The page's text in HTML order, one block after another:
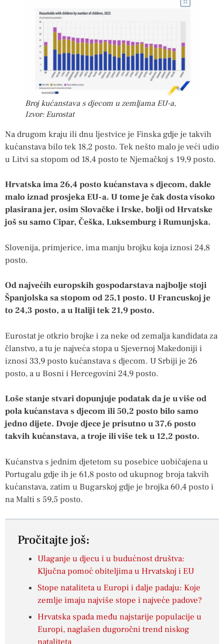
Broj kućanstava s djecom u zemljama EU-a,
Izvor: Eurostat
Na drugom kraju ili dnu ljestvice je Finska gdje je takvih
kućanstava bilo tek 18,2 posto. Tek nešto malo je veći udio
u Litvi sa stopom od 18,4 posto te Njemačkoj s 19,9 posto.
Hrvatska ima 26,4 posto kućanstava s djecom, dakle
malo iznad prosjeka EU-a. U tome je čak dosta visoko
plasirana jer, osim Slovačke i Irske, bolji od Hrvatske
još su samo Cipar, Češka, Luksemburg i Rumunjska.
Slovenija, primjerice, ima manju brojku koja iznosi 24,8
posto.
Od najvećih europskih gospodarstava najbolje stoji
Španjolska sa stopom od 25,1 posto. U Francuskoj je
to 24,3 posto, a u Italiji tek 21,9 posto.
Eurostat je otkrio brojke i za neke od zemalja kandidata za
članstvo, a tu je najveća stopa u Sjevernoj Makedoniji i
iznosi 33,9 posto kućanstava s djecom. U Srbiji je 26
posto, a u Bosni i Hercegovini 24,9 posto.
Loše stanje stvari dopunjuje podatak da je u više od
pola kućanstava s djecom ili 50,2 posto bilo samo
jedno dijete. Dvoje djece je prisutno u 37,6 posto
takvih kućanstava, a troje ili više tek u 12,2 posto.
Kućanstva s jednim djetetom su posebice uobičajena u
Portugalu gdje ih je 61,8 posto od ukupnog broja takvih
kućanstava, zatim u Bugarskoj gdje je brojka 60,4 posto i
na Malti s 59,5 posto.
Pročitajte još:
Ulaganje u djecu i u budućnost društva:
Ključna pomoć obiteljima u Hrvatskoj i EU
Stope nataliteta u Europi i dalje padaju: Koje
zemlje imaju najviše stope i najveće padove?
Hrvatska spada među najstarije populacije u
Europi, naglašen dugoročni trend niskog